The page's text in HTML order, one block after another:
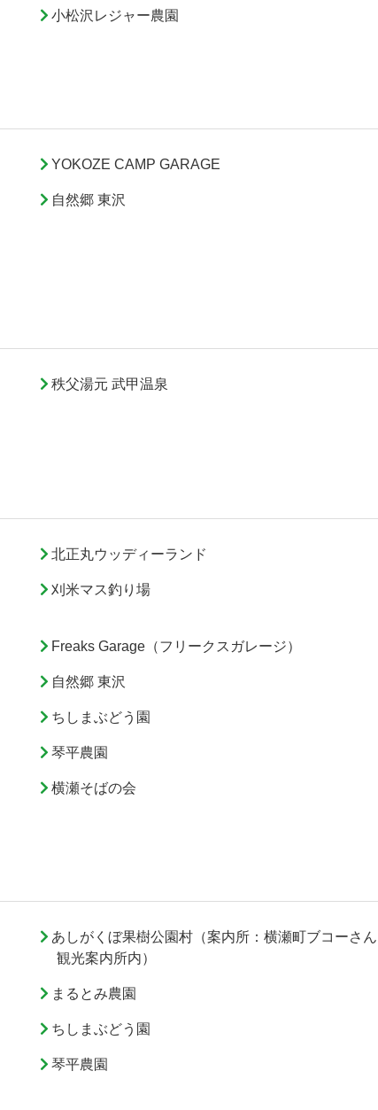
小松沢レジャー農園
YOKOZE CAMP GARAGE
自然郷 東沢
秩父湯元 武甲温泉
北正丸ウッディーランド
刈米マス釣り場
Freaks Garage（フリークスガレージ）
自然郷 東沢
ちしまぶどう園
琴平農園
横瀬そばの会
あしがくぼ果樹公園村（案内所：横瀬町ブコーさん
観光案内所内）
まるとみ農園
ちしまぶどう園
琴平農園